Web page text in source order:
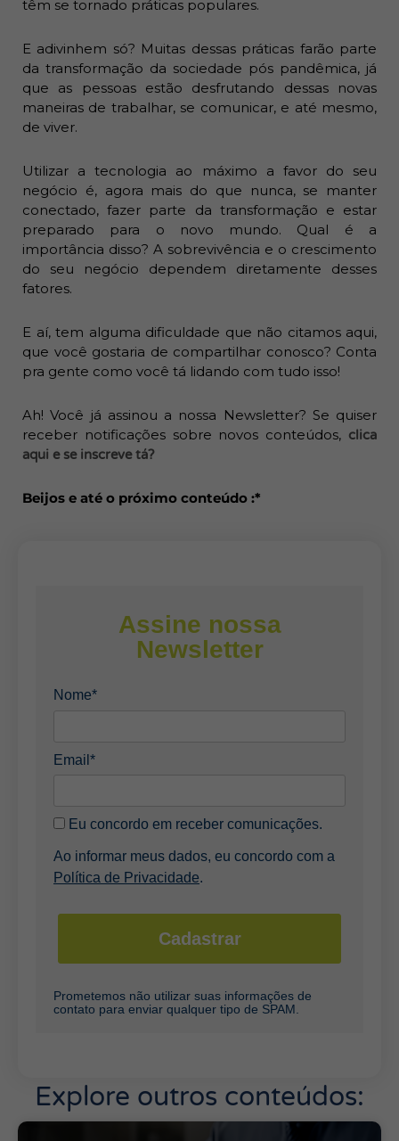
têm se tornado práticas populares.
E adivinhem só? Muitas dessas práticas farão parte
da transformação da sociedade pós pandêmica, já
que as pessoas estão desfrutando dessas novas
maneiras de trabalhar, se comunicar, e até mesmo,
de viver.
Utilizar a tecnologia ao máximo a favor do seu
negócio é, agora mais do que nunca, se manter
conectado, fazer parte da transformação e estar
preparado para o novo mundo. Qual é a
importância disso? A sobrevivência e o crescimento
do seu negócio dependem diretamente desses
fatores.
E aí, tem alguma dificuldade que não citamos aqui,
que você gostaria de compartilhar conosco? Conta
pra gente como você tá lidando com tudo isso!
Ah! Você já assinou a nossa Newsletter? Se quiser
receber notificações sobre novos conteúdos, clica
aqui e se inscreve tá?
Beijos e até o próximo conteúdo :*
Assine nossa
Newsletter
Nome*
Email*
Eu concordo em receber comunicações.
Ao informar meus dados, eu concordo com a
Política de Privacidade.
Cadastrar
Prometemos não utilizar suas informações de
contato para enviar qualquer tipo de SPAM.
Explore outros conteúdos: